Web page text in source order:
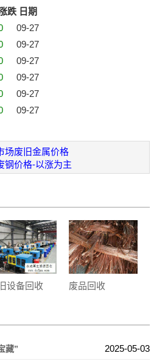
跌 日期
09-27
09-27
09-27
09-27
09-27
09-27
场废旧金属价格
钢价格-以涨为主
设备回收 废品回收
藏” 2025-05-03